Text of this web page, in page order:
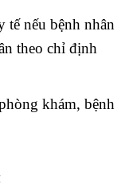
tế nếu bệnh nhân
theo chỉ định
khám, bệnh